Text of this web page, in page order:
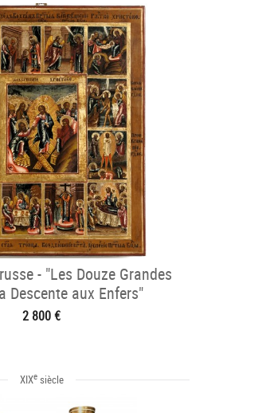
- "Les Douze Grandes
Descente aux Enfers"
2 800 €
XIXesiècle